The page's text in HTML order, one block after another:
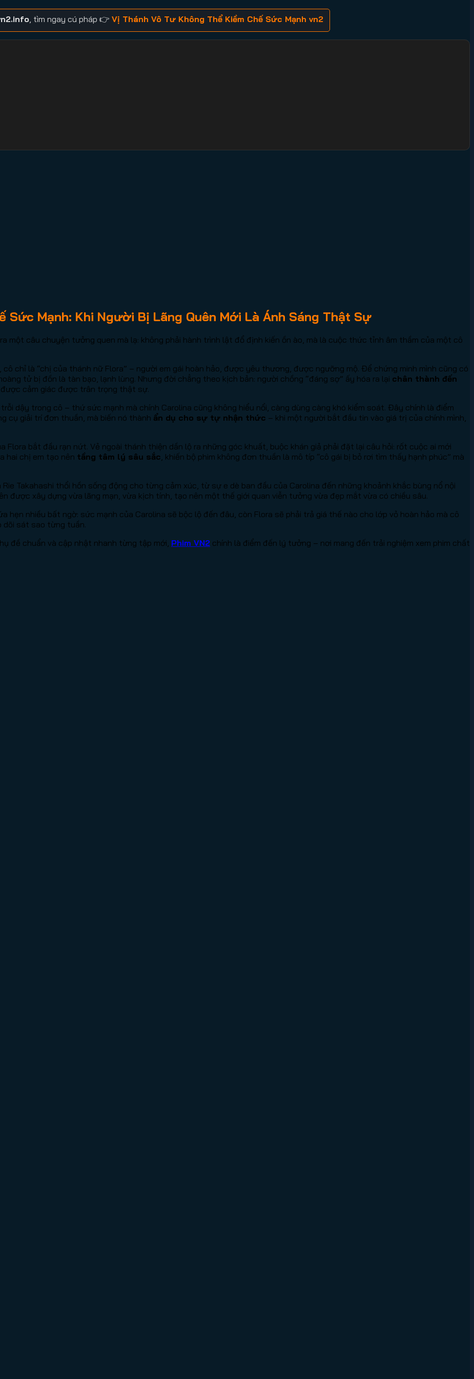
, tìm ngay cú pháp 👉 Vị Thánh Vô Tư Không Thể Kiềm Chế Sức Mạnh vn2
Sức Mạnh: Khi Người Bị Lãng Quên Mới Là Ánh Sáng Thật Sự
một câu chuyện tưởng quen mà lạ: không phải hành trình lật đổ định kiến ồn ào, mà là cuộc thức tỉnh âm thầm của một cô
chỉ là “chị của thánh nữ Flora” – người em gái hoàn hảo, được yêu thương, được ngưỡng mộ. Để chứng minh mình cũng có
tử bị đồn là tàn bạo, lạnh lùng. Nhưng đời chẳng theo kịch bản: người chồng “đáng sợ” ấy hóa ra lại chân thành đến
được cảm giác được trân trọng thật sự.
dậy trong cô – thứ sức mạnh mà chính Carolina cũng không hiểu nổi, càng dùng càng khó kiểm soát. Đây chính là điểm
cụ giải trí đơn thuần, mà biến nó thành ẩn dụ cho sự tự nhận thức – khi một người bắt đầu tin vào giá trị của chính mình,
Flora bắt đầu rạn nứt. Vẻ ngoài thánh thiện dần lộ ra những góc khuất, buộc khán giả phải đặt lại câu hỏi: rốt cuộc ai mới
hai chị em tạo nên tầng tâm lý sâu sắc , khiến bộ phim không đơn thuần là mô típ “cô gái bị bỏ rơi tìm thấy hạnh phúc” mà
Rie Takahashi thổi hồn sống động cho từng cảm xúc, từ sự e dè ban đầu của Carolina đến những khoảnh khắc bùng nổ nội
được xây dựng vừa lãng mạn, vừa kịch tính, tạo nên một thế giới quan viễn tưởng vừa đẹp mắt vừa có chiều sâu.
hẹn nhiều bất ngờ: sức mạnh của Carolina sẽ bộc lộ đến đâu, còn Flora sẽ phải trả giá thế nào cho lớp vỏ hoàn hảo mà cô
dõi sát sao từng tuần.
đề chuẩn và cập nhật nhanh từng tập mới, Phim VN2 chính là điểm đến lý tưởng – nơi mang đến trải nghiệm xem phim chất